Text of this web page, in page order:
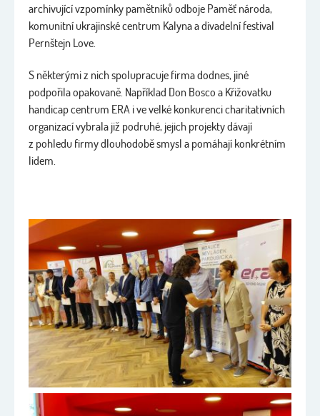
archivující vzpomínky pamětníků odboje Paměť národa,
komunitní ukrajinské centrum Kalyna a divadelní festival
Pernštejn Love.
S některými z nich spolupracuje firma dodnes, jiné
podpořila opakovaně. Například Don Bosco a Křižovatku
handicap centrum ERA i ve velké konkurenci charitativních
organizací vybrala již podruhé, jejich projekty dávají
z pohledu firmy dlouhodobě smysl a pomáhají konkrétním
lidem.